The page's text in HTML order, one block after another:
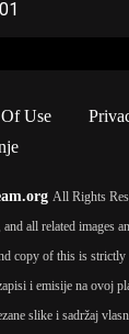
Use
All Rights
all related images
copy of this is
i emisije na ovoj
slike i sadržaj